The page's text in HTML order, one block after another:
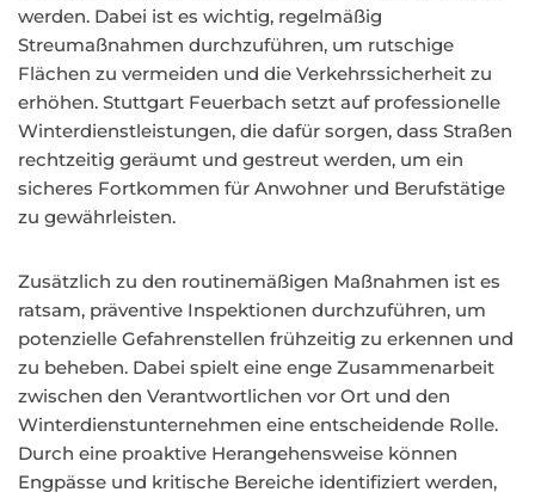
werden. Dabei ist es wichtig, regelmäßig
Streumaßnahmen durchzuführen, um rutschige
Flächen zu vermeiden und die Verkehrssicherheit zu
erhöhen. Stuttgart Feuerbach setzt auf professionelle
Winterdienstleistungen, die dafür sorgen, dass Straßen
rechtzeitig geräumt und gestreut werden, um ein
sicheres Fortkommen für Anwohner und Berufstätige
zu gewährleisten.
Zusätzlich zu den routinemäßigen Maßnahmen ist es
ratsam, präventive Inspektionen durchzuführen, um
potenzielle Gefahrenstellen frühzeitig zu erkennen und
zu beheben. Dabei spielt eine enge Zusammenarbeit
zwischen den Verantwortlichen vor Ort und den
Winterdienstunternehmen eine entscheidende Rolle.
Durch eine proaktive Herangehensweise können
Engpässe und kritische Bereiche identifiziert werden,